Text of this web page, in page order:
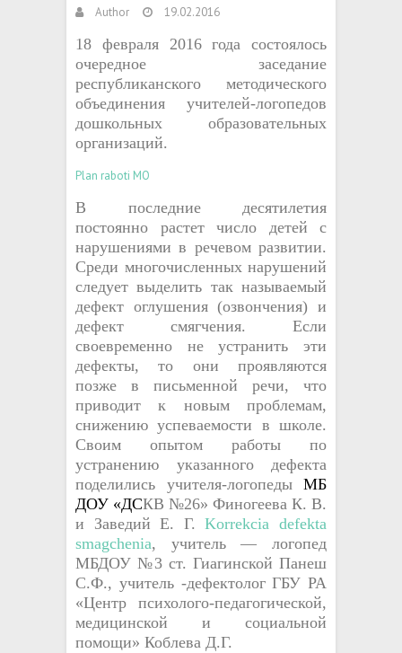
Author 19.02.2016
18 февраля 2016 года состоялось
очередное заседание
республиканского методического
объединения учителей-логопедов
дошкольных образовательных
организаций.
Plan raboti MO
В последние десятилетия
постоянно растет число детей с
нарушениями в речевом развитии.
Среди многочисленных нарушений
следует выделить так называемый
дефект оглушения (озвончения) и
дефект смягчения. Если
своевременно не устранить эти
дефекты, то они проявляются
позже в письменной речи, что
приводит к новым проблемам,
снижению успеваемости в школе.
Своим опытом работы по
устранению указанного дефекта
поделились учителя-логопедыМБ
ДОУ «ДСКВ №26» Финогеева К. В.
и Заведий Е. Г.Korrekcia defekta
smagchenia, учитель — логопед
МБДОУ №3 ст. Гиагинской Панеш
С.Ф., учитель -дефектолог ГБУ РА
«Центр психолого-педагогической,
медицинской и социальной
помощи» Коблева Д.Г.